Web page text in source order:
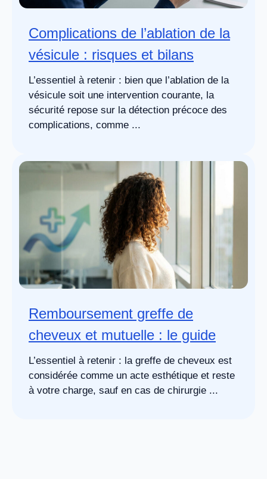
Complications de l’ablation de la
vésicule : risques et bilans
L’essentiel à retenir : bien que l’ablation de la
vésicule soit une intervention courante, la
sécurité repose sur la détection précoce des
complications, comme ...
Remboursement greffe de
cheveux et mutuelle : le guide
L’essentiel à retenir : la greffe de cheveux est
considérée comme un acte esthétique et reste
à votre charge, sauf en cas de chirurgie ...